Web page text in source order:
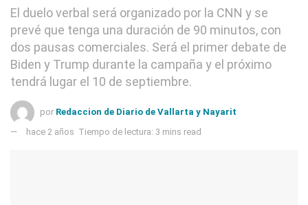
El duelo verbal será organizado por la CNN y se
prevé que tenga una duración de 90 minutos, con
dos pausas comerciales. Será el primer debate de
Biden y Trump durante la campaña y el próximo
tendrá lugar el 10 de septiembre.
por Redaccion de Diario de Vallarta y Nayarit
hace 2 años Tiempo de lectura: 3 mins read